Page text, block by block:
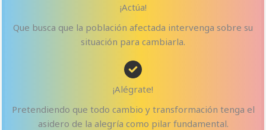
¡Actúa!
Que busca que la población afectada intervenga sobre su
situación para cambiarla.
¡Alégrate!
Pretendiendo que todo cambio y transformación tenga el
asidero de la alegría como pilar fundamental.